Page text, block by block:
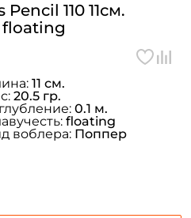
110 11см.
floating
11 см.
20.5 гр.
0.1 м.
floating
воблера: Поппер